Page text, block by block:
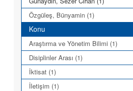
Özgüleş, Bünyamin (1)
Konu
Araştırma ve Yönetim Bilimi (1)
Disiplinler Arası (1)
İktisat (1)
İletişim (1)